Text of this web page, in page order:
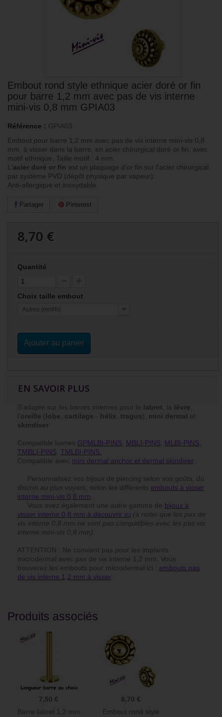
Embout rond style ethnique acier doré or fin
pour barre 1,2 mm avec pas de vis interne
mini-vis 0,8 mm GPIA03
Référence : GPIA03
Embout pour barre 1,2 mm avec pas de vis interne mini-vis 0,8
mm, à visser dans la barre, en acier chirurgical doré or fin, avec
motif ethnique. Taille motif : 4 mm.
L'acier doré or fin est un plaquage d'or fin sur l'acier chirurgical
par système PVD (dépôt physique par vapeur).
Anti-allergique et inoxydable.
Partager Pinterest
8,70 €
Quantité
Choix taille embout
Autres (motifs)
Ajouter au panier
EN SAVOIR PLUS
S'adapte sur les barres internes pour le labret , la lèvre
l'oreille (lobe cartilage - hélix tragus), mini dermal et
skindiver
Compatible barres GPMLBI-PINS, MBLI-PINS MLBI-PINS
TMBLI-PINS TMLBI-PINS.
Compatible avec mini dermal anchor et dermal skindiver
Personnalisez vos bijoux de piercing selon vos goûts, du
discret au plus voyant, selon les différents embouts à visser
interne mini-vis 0,8 mm
Vous avez également une autre gamme de bijoux à
visser interne 0,8 mm à découvrir ici (à noter que les pas de
vis interne 0,8 mm ne sont pas compatibles avec les pas vis
interne mini-vis 0,8 mm).
ATTENTION : Ne convient pas pour les implants
microdermal avec pas de vis interne 1,2 mm. Vous
trouverez les embouts pour microdermal ici : embouts pas
de vis interne 1,2 mm à visser
Produits associés
7,50 €
Barre labret 1,2 mm
8,70 €
Embout rond style